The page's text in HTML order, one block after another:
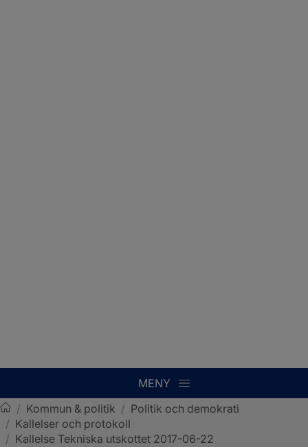
MENY
Sotenäs kommun
/ Kommun & politik / Politik och demokrati
/ Kallelser och protokoll
/ Kallelse Tekniska utskottet 2017-06-22